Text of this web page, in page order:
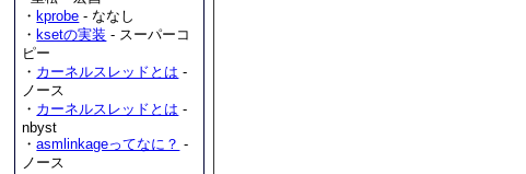
・ kprobe - ななし
・ ksetの実装 - スーパーコ
ピー
・ カーネルスレッドとは -
ノース
・ カーネルスレッドとは -
nbyst
・asmlinkageってなに？ -
ノース